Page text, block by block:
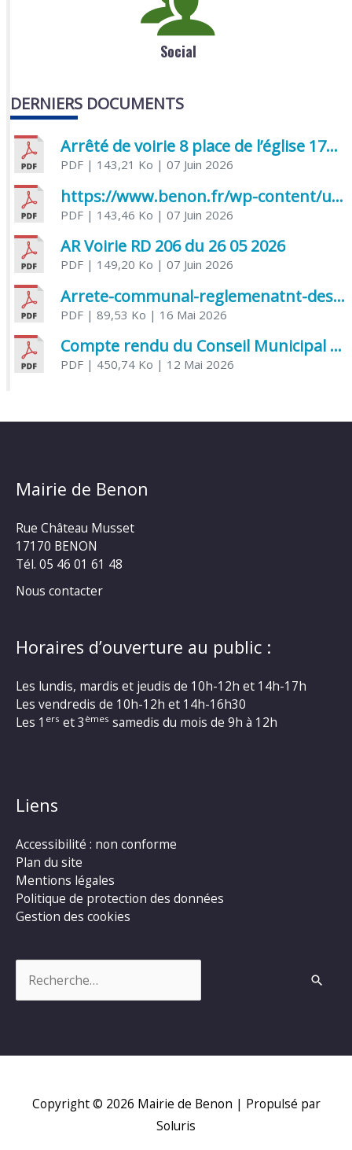
Social
DERNIERS DOCUMENTS
Arrêté de voirie 8 place de l’église 17170 Benon
PDF| 143,21 Ko | 07 Juin 2026
https://www.benon.fr/wp-content/uploads/2026/06/AR-Voirie-Chemin-de-Lafond-du-26-05-2026.pdf
PDF| 143,46 Ko | 07 Juin 2026
AR Voirie RD 206 du 26 05 2026
PDF| 149,20 Ko | 07 Juin 2026
Arrete-communal-reglemenatnt-des-bruits-de-voisinage-et-des-activites-bruyantes
PDF| 89,53 Ko | 16 Mai 2026
Compte rendu du Conseil Municipal du 06 mai 2026
PDF| 450,74 Ko | 12 Mai 2026
Mairie de Benon
Rue Château Musset
17170 BENON
Tél. 05 46 01 61 48
Nous contacter
Horaires d’ouverture au public :
Les lundis, mardis et jeudis de 10h-12h et 14h-17h
Les vendredis de 10h-12h et 14h-16h30
Les 1 ers et 3 èmes samedis du mois de 9h à 12h
Liens
Accessibilité : non conforme
Plan du site
Mentions légales
Politique de protection des données
Gestion des cookies
Copyright © 2026 Mairie de Benon | Propulsé par
Soluris